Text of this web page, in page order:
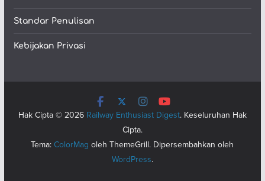
Standar Penulisan
Kebijakan Privasi
Hak Cipta © 2026 Railway Enthusiast Digest. Keseluruhan Hak
Cipta.
Tema:ColorMag oleh ThemeGrill. Dipersembahkan oleh
WordPress.